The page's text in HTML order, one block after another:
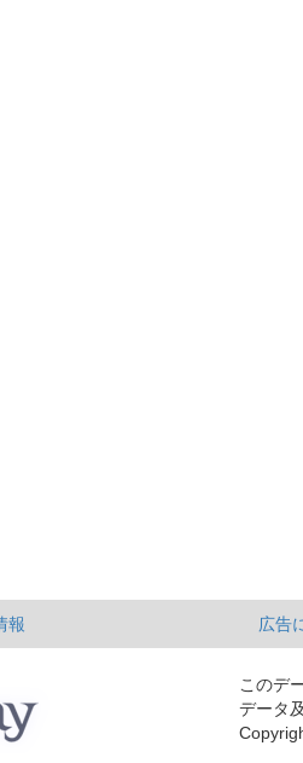
報 広告
このデ
データ